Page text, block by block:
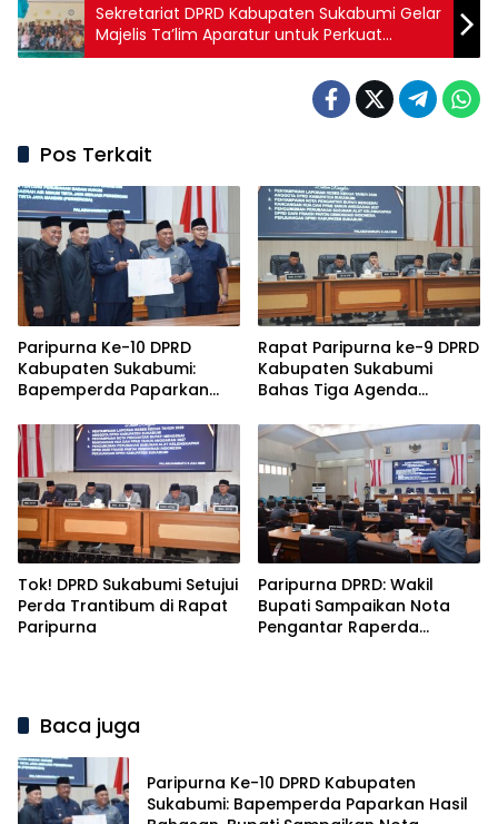
Sekretariat DPRD Kabupaten Sukabumi Gelar
Majelis Ta’lim Aparatur untuk Perkuat
Spiritual dan Integritas Kerja
Pos Terkait
Paripurna Ke-10 DPRD
Kabupaten Sukabumi:
Bapemperda Paparkan
Sampaikan Nota
Pengantar PDAM
Rapat Paripurna ke-9 DPRD
Kabupaten Sukabumi
Bahas Tiga Agenda
Tok! DPRD Sukabumi Setujui
Perda Trantibum di Rapat
Paripurna
Paripurna DPRD: Wakil
Bupati Sampaikan Nota
Pengantar Raperda
Baca juga
Paripurna Ke-10 DPRD Kabupaten
Sukabumi: Bapemperda Paparkan Hasil